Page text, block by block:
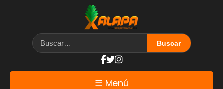
☰ Menú
Etiqueta: Festival